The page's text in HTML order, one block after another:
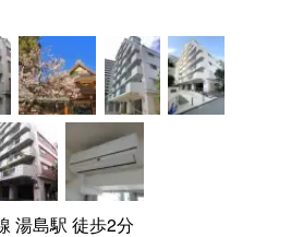
湯島駅 徒歩2分